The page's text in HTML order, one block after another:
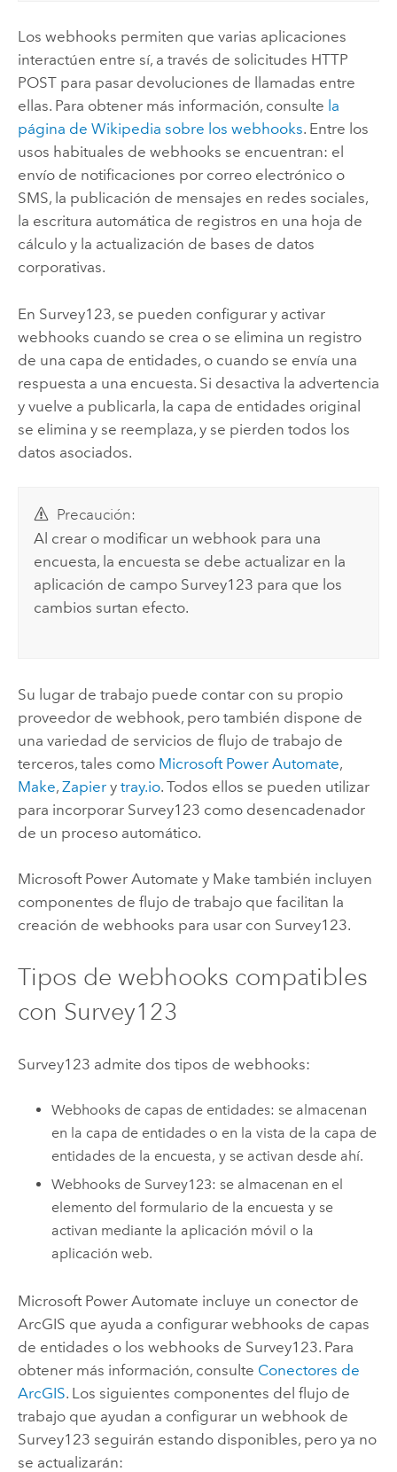
Los webhooks permiten que varias aplicaciones
interactúen entre sí, a través de solicitudes HTTP
POST para pasar devoluciones de llamadas entre
ellas. Para obtener más información, consulte la
página de Wikipedia sobre los webhooks. Entre los
usos habituales de webhooks se encuentran: el
envío de notificaciones por correo electrónico o
SMS, la publicación de mensajes en redes sociales,
la escritura automática de registros en una hoja de
cálculo y la actualización de bases de datos
corporativas.
En Survey123, se pueden configurar y activar
webhooks cuando se crea o se elimina un registro
de una capa de entidades, o cuando se envía una
respuesta a una encuesta. Si desactiva la advertencia
y vuelve a publicarla, la capa de entidades original
se elimina y se reemplaza, y se pierden todos los
datos asociados.
Precaución:
Al crear o modificar un webhook para una
encuesta, la encuesta se debe actualizar en la
aplicación de campo Survey123 para que los
cambios surtan efecto.
Su lugar de trabajo puede contar con su propio
proveedor de webhook, pero también dispone de
una variedad de servicios de flujo de trabajo de
terceros, tales como Microsoft Power Automate,
Make, Zapiery tray.io. Todos ellos se pueden utilizar
para incorporar Survey123 como desencadenador
de un proceso automático.
Microsoft Power Automate y Make también incluyen
componentes de flujo de trabajo que facilitan la
creación de webhooks para usar con Survey123.
Tipos de webhooks compatibles
con Survey123
Survey123 admite dos tipos de webhooks:
Webhooks de capas de entidades: se almacenan
en la capa de entidades o en la vista de la capa de
entidades de la encuesta, y se activan desde ahí.
Webhooks de Survey123: se almacenan en el
elemento del formulario de la encuesta y se
activan mediante la aplicación móvil o la
aplicación web.
Microsoft Power Automate incluye un conector de
ArcGIS que ayuda a configurar webhooks de capas
de entidades o los webhooks de Survey123. Para
obtener más información, consulte Conectores de
ArcGIS. Los siguientes componentes del flujo de
trabajo que ayudan a configurar un webhook de
Survey123 seguirán estando disponibles, pero ya no
se actualizarán: